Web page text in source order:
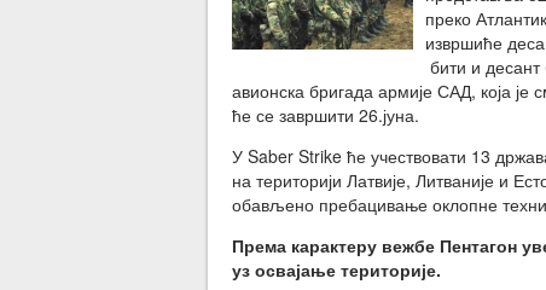
преко
извршиће
бити и
авионска бригада армије САД, која
ће се завршити 26.јуна.
У Saber Strike ће учествовати 13
на територији Латвије, Литваније и
обављено пребацивање оклопне
Према карактеру вежбе Пентагон
уз освајање територије.